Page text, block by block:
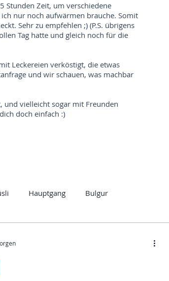
Stunden Zeit, um verschiedene
nur noch aufwärmen brauche. Somit
Sehr zu empfehlen ;) (P.S. übrigens
Tag hatte und gleich noch für die
Leckereien verköstigt, die etwas
und wir schauen, was machbar
vielleicht sogar mit Freunden
doch einfach :)
Hauptgang Bulgur